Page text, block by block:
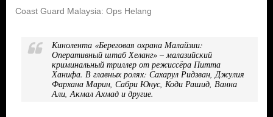
Coast Guard Malaysia: Ops Helang
Кинолента «Береговая охрана Малайзии:
Оперативный штаб Хеланг» – малазийский
криминальный триллер от режиссёра Питта
Ханифа. В главных ролях: Сахарул Ридзван, Джулия
Фархана Марин, Сабри Юнус, Коди Рашид, Ванна
Али, Акмал Ахмад и другие.